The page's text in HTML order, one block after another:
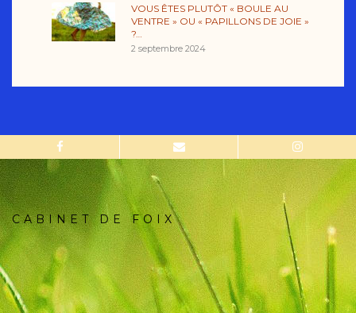
VOUS ÊTES PLUTÔT « BOULE AU
VENTRE » OU « PAPILLONS DE JOIE »
?…
2 septembre 2024
CABINET DE FOIX